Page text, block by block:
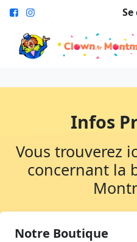
Infos
Vous trouverez
concernant la
Notre Boutique